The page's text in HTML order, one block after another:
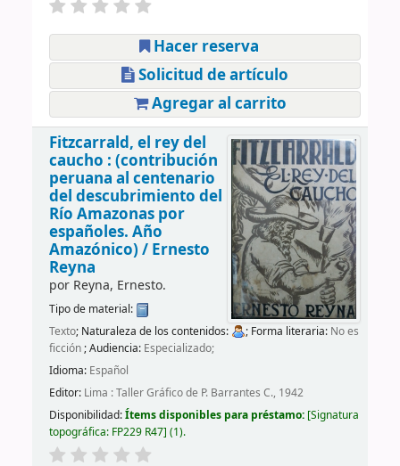
Hacer reserva
Solicitud de artículo
Agregar al carrito
Fitzcarrald, el rey del
caucho : (contribución
peruana al centenario
del descubrimiento del
Río Amazonas por
españoles. Año
Amazónico) / Ernesto
Reyna
por Reyna, Ernesto.
Tipo de material:
Texto; Naturaleza de los contenidos: ; Forma literaria: No es
ficción ; Audiencia: Especializado;
Idioma: Español
Editor: Lima : Taller Gráfico de P. Barrantes C., 1942
Disponibilidad:Ítems disponibles para préstamo: Signatura
topográfica: FP229 R47 (1).